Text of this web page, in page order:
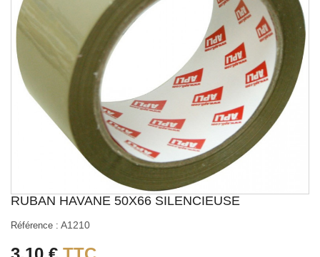
RUBAN HAVANE 50X66 SILENCIEUSE
Référence : A1210